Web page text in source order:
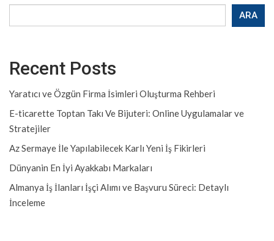
ARA
Recent Posts
Yaratıcı ve Özgün Firma İsimleri Oluşturma Rehberi
E-ticarette Toptan Takı Ve Bijuteri: Online Uygulamalar ve
Stratejiler
Az Sermaye İle Yapılabilecek Karlı Yeni İş Fikirleri
Dünyanin En İyi Ayakkabı Markaları
Almanya İş İlanları İşçi Alımı ve Başvuru Süreci: Detaylı
İnceleme